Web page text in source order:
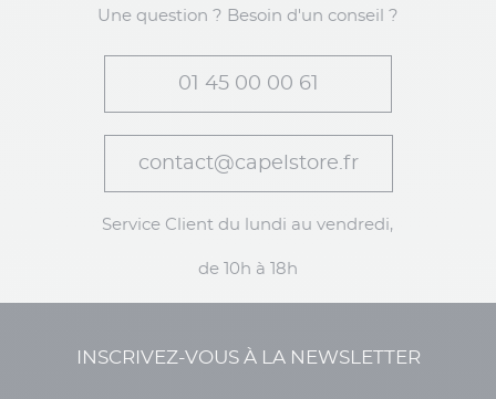
Une question ? Besoin d'un conseil ?
01 45 00 00 61
contact@capelstore.fr
Service Client du lundi au vendredi,
de 10h à 18h
INSCRIVEZ-VOUS À LA NEWSLETTER